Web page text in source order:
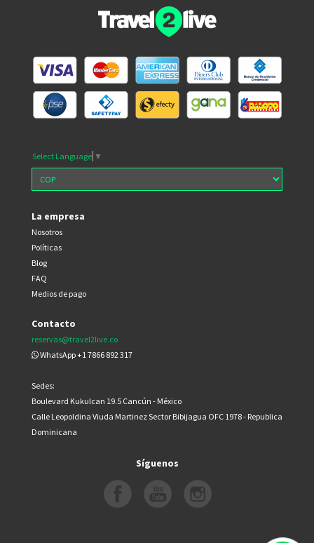
Select Language ▼
La empresa
Nosotros
Políticas
Blog
FAQ
Medios de pago
Contacto
reservas@travel2live.co
WhatsApp +1 7866 892 317
Sedes:
Boulevard Kukulcan 19.5 Cancún - México
Calle Leopoldina Viuda Martinez Sector Bibijagua OFC 1978 - Republica
Dominicana
Síguenos